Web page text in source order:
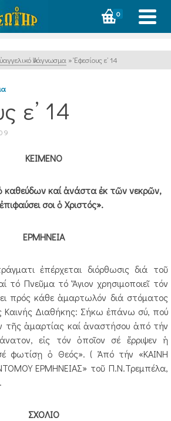
0
Ἀνάγνωσμα » Ἐφεσίους ε’ 14
ε’ 14
ΚΕΙΜΕΝΟ
ὁ καθεύδων καί ἀνάστα ἐκ τῶν νεκρῶν,
σοι ὁ Χριστός».
ΕΡΜΗΝΕΙΑ
ἐπέρχεται διόρθωσις διά τοῦ
τό Πνεῦμα τό Ἅγιον χρησιμοποιεῖ τόν
πρός κάθε ἁμαρτωλόν διά στόματος
Διαθήκης: Σήκω ἐπάνω σύ, πού
τῆς ἁμαρτίας καί ἀναστήσου ἀπό τήν
εἰς τόν ὁποῖον σέ ἔρριψεν ἡ
φωτίσῃ ὁ Θεός». ( Ἀπό τήν «ΚΑΙΝΗ
ΕΡΜΗΝΕΙΑΣ» τοῦ Π.Ν.Τρεμπέλα,
ΣΧΟΛΙΟ